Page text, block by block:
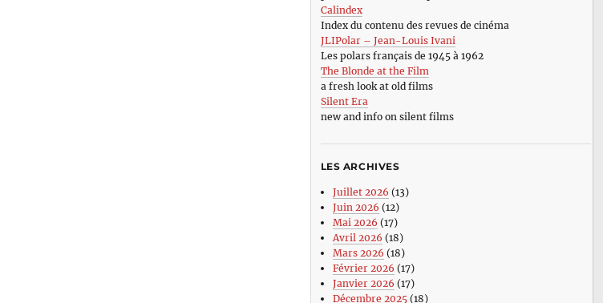
Calindex
Index du contenu des revues de cinéma
JLIPolar – Jean-Louis Ivani
Les polars français de 1945 à 1962
The Blonde at the Film
a fresh look at old films
Silent Era
new and info on silent films
LES ARCHIVES
Juillet 2026 (13)
Juin 2026 (12)
Mai 2026 (17)
Avril 2026 (18)
Mars 2026 (18)
Février 2026 (17)
Janvier 2026 (17)
Décembre 2025(18)